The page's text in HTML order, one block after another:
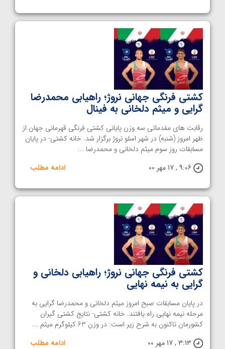
کشتی فرنگی جهانی نروژ؛ راهیابی محمدرضا
گرایی و میثم دلخانی به فینال
رقابت های مقدماتی سه وزن پایانی کشتی فرنگی قهرمانی جهان از
ظهر امروز (شنبه) در شهر اسلو نروژ برگزار شد. خانه کشتی- در پایان
مسابقات روز سوم میثم دلخانی و محمدرضا ...
9:06 , 17 مهر 00
ادامه مطلب
کشتی فرنگی جهانی نروژ؛ راهیابی دلخانی و
گرایی به نیمه نهایی
در پایان مسابقات صبح امروز میثم دلخانی و محمدرضا گرایی به
مرحله نیمه نهایی راه یافتند. خانه کشتی- نتایج کشتی گیران
کشورمان تاکنون به شرح زیر است: در وزن 63 کیلوگرم میثم ...
3:13 , 17 مهر 00
ادامه مطلب